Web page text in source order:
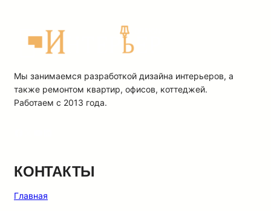
Мы занимаемся разработкой дизайна интерьеров, а
также ремонтом квартир, офисов, коттеджей.
Работаем с 2013 года.
КОНТАКТЫ
Главная